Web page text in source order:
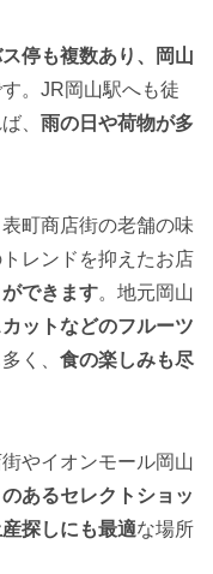
停も複数あり、岡山
す。JR岡山駅へも徒
、 雨の日や荷物が多
町商店街の老舗の味
レンドを抑えたお店
できます。地元岡山
ットなどのフルーツ
く、 食の楽しみも尽
やイオンモール岡山
あるセレクトショッ
探しにも最適な場所